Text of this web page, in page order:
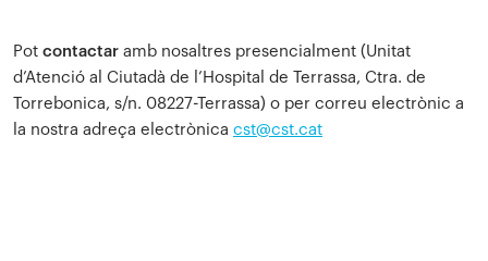
Pot contactar amb nosaltres presencialment (Unitat
d’Atenció al Ciutadà de l’Hospital de Terrassa, Ctra. de
Torrebonica, s/n. 08227-Terrassa) o per correu electrònic a
la nostra adreça electrònica cst@cst.cat